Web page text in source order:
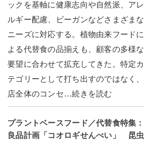
ックを基軸に健康志向や自然派、アレ
ルギー配慮、ビーガンなどさまざまな
ニーズに対応する。植物由来フードに
よる代替食の品揃えも、顧客の多様な
要望に合わせて拡充してきた。特定カ
テゴリーとして打ち出すのではなく、
店全体のコンセ…続きを読む
プラントベースフード／代替食特集：
良品計画「コオロギせんべい」 昆虫